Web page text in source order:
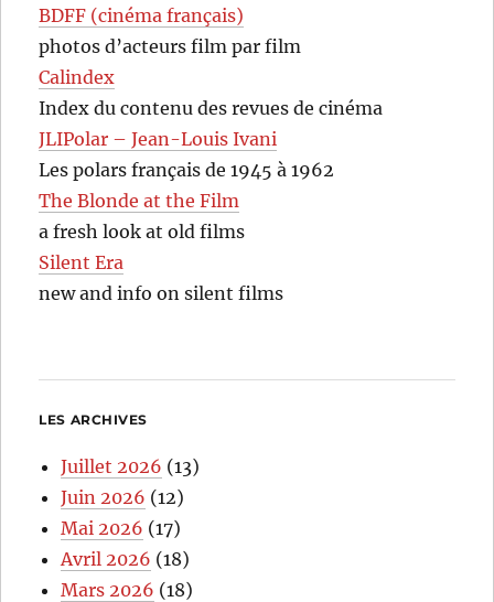
BDFF (cinéma français)
photos d’acteurs film par film
Calindex
Index du contenu des revues de cinéma
JLIPolar – Jean-Louis Ivani
Les polars français de 1945 à 1962
The Blonde at the Film
a fresh look at old films
Silent Era
new and info on silent films
LES ARCHIVES
Juillet 2026 (13)
Juin 2026 (12)
Mai 2026 (17)
Avril 2026 (18)
Mars 2026 (18)